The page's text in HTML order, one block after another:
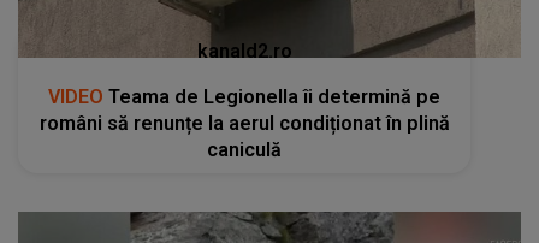
kanald2.ro
VIDEO Teama de Legionella îi determină pe
români să renunțe la aerul condiționat în plină
caniculă